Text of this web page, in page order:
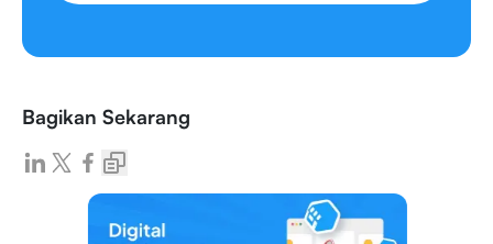
Bagikan Sekarang